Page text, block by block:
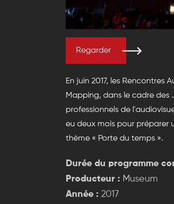
Regarder
En juin 2017, les
Mapping, dans le cadre des
professionnels de
eu deux mois pour préparer
thème « Porte du temps ».
Durée du programme
Producteur : Museum
Année : 2017